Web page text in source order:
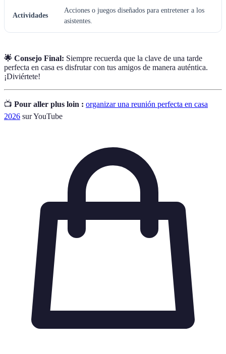
Actividades
Acciones o juegos diseñados para entretener a los
asistentes.
🌟 Consejo Final: Siempre recuerda que la clave de una tarde
perfecta en casa es disfrutar con tus amigos de manera auténtica.
¡Diviértete!
📺 Pour aller plus loin : organizar una reunión perfecta en casa
2026 sur YouTube